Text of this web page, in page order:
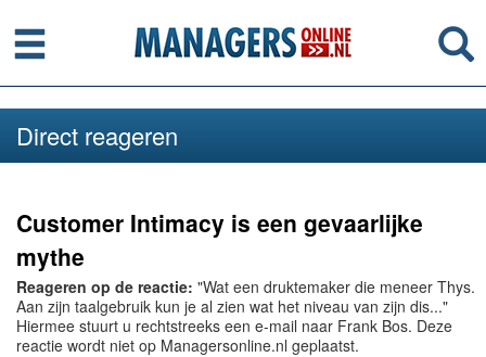
Menu
Direct reageren
Customer Intimacy is een gevaarlijke
mythe
Reageren op de reactie: "Wat een druktemaker die meneer Thys.
Aan zijn taalgebruik kun je al zien wat het niveau van zijn dis..."
Hiermee stuurt u rechtstreeks een e-mail naar Frank Bos. Deze
reactie wordt niet op Managersonline.nl geplaatst.